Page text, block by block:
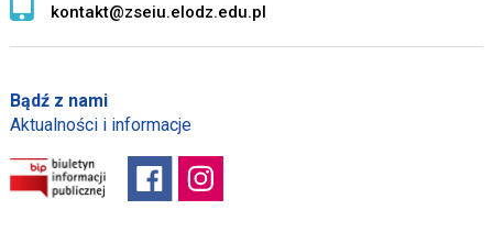
kontakt@zseiu.elodz.edu.pl
Bądź z nami
Aktualności i informacje